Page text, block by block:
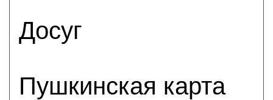
Досуг
Пушкинская карта